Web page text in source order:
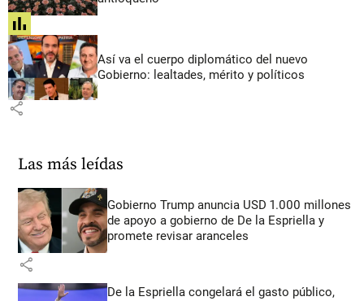
share
Así va el cuerpo diplomático del nuevo
Gobierno: lealtades, mérito y políticos
share
Las más leídas
Gobierno Trump anuncia USD 1.000 millones
de apoyo a gobierno de De la Espriella y
promete revisar aranceles
share
De la Espriella congelará el gasto público,